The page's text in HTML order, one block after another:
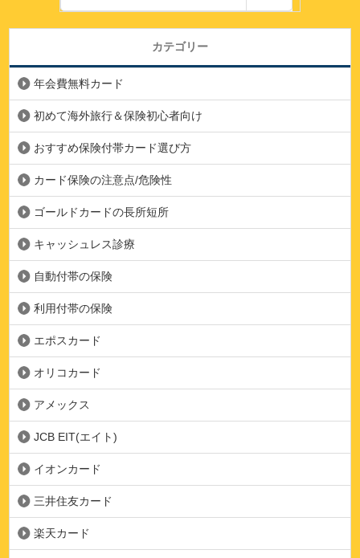
カテゴリー
年会費無料カード
初めて海外旅行＆保険初心者向け
おすすめ保険付帯カード選び方
カード保険の注意点/危険性
ゴールドカードの長所短所
キャッシュレス診療
自動付帯の保険
利用付帯の保険
エポスカード
オリコカード
アメックス
JCB EIT(エイト)
イオンカード
三井住友カード
楽天カード